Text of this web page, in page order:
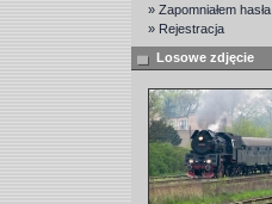
» Zapomniałem hasła
» Rejestracja
Losowe zdjęcie